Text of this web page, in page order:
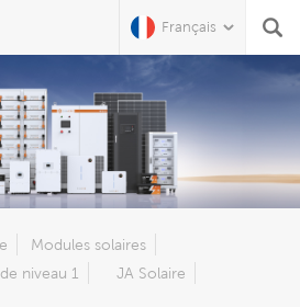
Français
Vous?
Modules solaires
niveau 1
JA Solaire